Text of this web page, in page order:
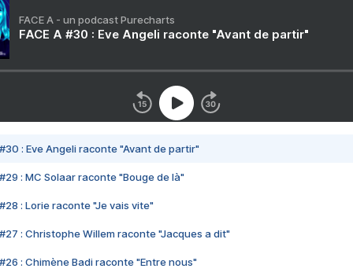
FACE A - un podcast Purecharts
FACE A #30 : Eve Angeli raconte "Avant de partir"
#30 : Eve Angeli raconte "Avant de partir"
#29 : MC Solaar raconte "Bouge de là"
#28 : Lorie raconte "Je vais vite"
#27 : Christophe Willem raconte "Jacques a dit"
#26 : Chimène Badi raconte "Entre nous"